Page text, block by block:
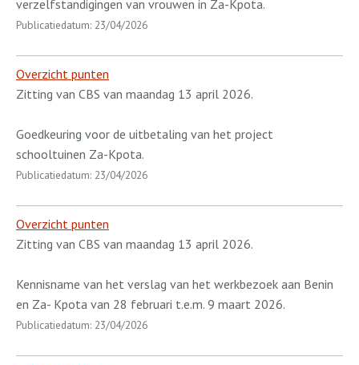
verzelfstandigingen van vrouwen in Za-Kpota.
Publicatiedatum: 23/04/2026
Overzicht punten
Zitting van CBS van maandag 13 april 2026.
Goedkeuring voor de uitbetaling van het project
schooltuinen Za-Kpota.
Publicatiedatum: 23/04/2026
Overzicht punten
Zitting van CBS van maandag 13 april 2026.
Kennisname van het verslag van het werkbezoek aan Benin
en Za- Kpota van 28 februari t.e.m. 9 maart 2026.
Publicatiedatum: 23/04/2026